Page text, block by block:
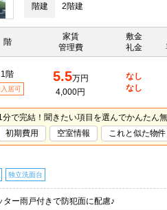
階建 2階建
階
家賃
管理費
敷金
礼金
1階
入居可
5.5万円
4,000円
なし
なし
分で完結！聞きたい項目を選んでかんたん無
初期費用
空室情報 これと似た物件
独立洗面台
ー雨戸付きで防犯面に配慮♪